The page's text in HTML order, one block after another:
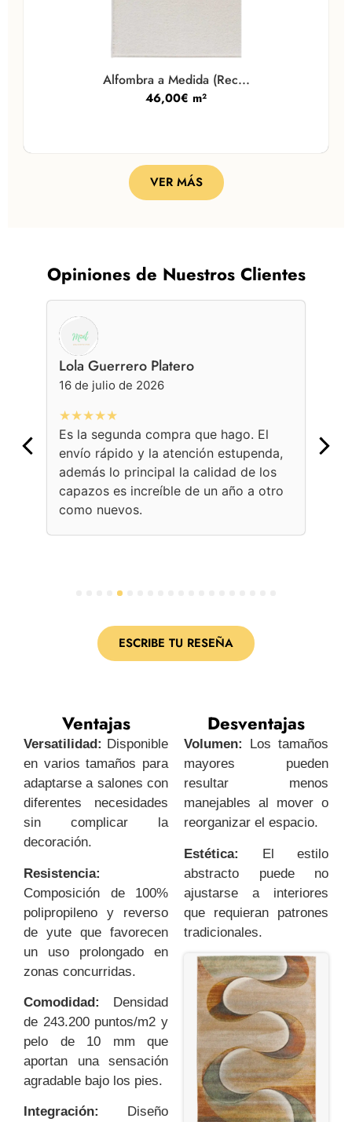
Alfombra a Medida (Rec...
46,00€ m²
VER MÁS
Opiniones de Nuestros Clientes
Lola Guerrero Platero
16 de julio de 2026
★★★★★
Es la segunda compra que hago. El
envío rápido y la atención estupenda,
además lo principal la calidad de los
capazos es increíble de un año a otro
como nuevos.
9
ESCRIBE TU RESEÑA
Ventajas
Versatilidad: Disponible
en varios tamaños para
adaptarse a salones con
diferentes necesidades
sin complicar la
decoración.
Resistencia:
Composición de 100%
polipropileno y reverso
de yute que favorecen
un uso prolongado en
zonas concurridas.
Comodidad:
Densidad
de 243.200 puntos/m2 y
pelo de 10 mm que
aportan una sensación
agradable bajo los pies.
Integración:
Diseño
Desventajas
Volumen:
Los tamaños
mayores pueden
resultar menos
manejables al mover o
reorganizar el espacio.
Estética:
El estilo
abstracto puede no
ajustarse a interiores
que requieran patrones
tradicionales.